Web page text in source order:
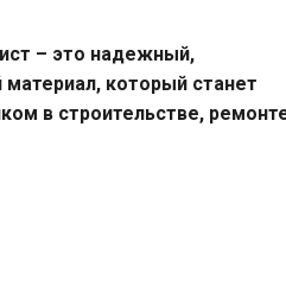
– это надежный,
который станет
в строительстве,